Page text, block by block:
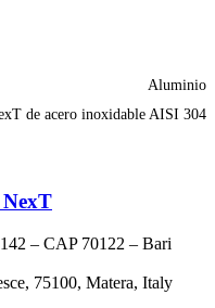
Aluminio
de acero inoxidable AISI 304
– CAP 70122 – Bari
75100, Matera, Italy